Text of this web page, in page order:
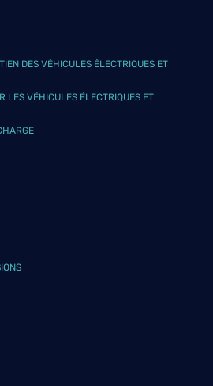
DES VÉHICULES ÉLECTRIQUES ET
LES VÉHICULES ÉLECTRIQUES ET